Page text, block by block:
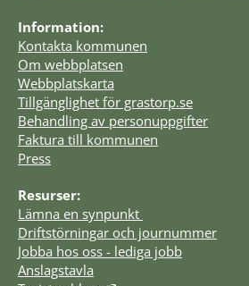
Information:
Kontakta kommunen
Om webbplatsen
Webbplatskarta
Tillgänglighet för grastorp.se
Behandling av personuppgifter
Faktura till kommunen
Press
Resurser:
Lämna en synpunkt
Driftstörningar och journummer
Jobba hos oss - lediga jobb
Anslagstavla